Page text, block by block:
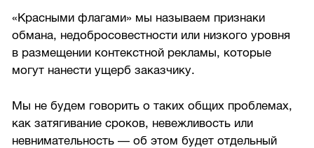
«Красными флагами» мы называем признаки
обмана, недобросовестности или низкого уровня
в размещении контекстной рекламы, которые
могут нанести ущерб заказчику.
Мы не будем говорить о таких общих проблемах,
как затягивание сроков, невежливость или
невнимательность — об этом будет отдельный